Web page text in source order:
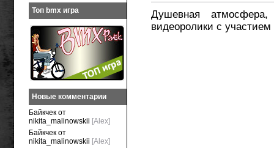
Душевная
видеоролики с
Топ bmx игра
Новые комментарии
Байкчек от
nikita_malinowskii [Alex]
Байкчек от
nikita_malinowskii [Alex]